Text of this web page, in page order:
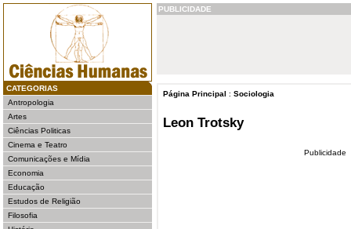
CATEGORIAS
Antropologia
Artes
Ciências Politicas
Cinema e Teatro
Comunicações e Mídia
Economia
Educação
Estudos de Religião
Filosofia
PUBLICIDADE
Página Principal : Sociologia
Leon Trotsky
Publicidade